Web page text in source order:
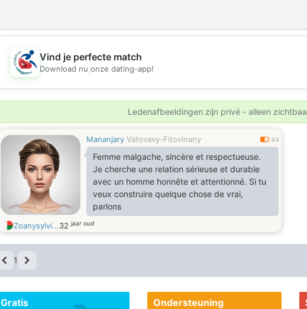
💖
💕
Vind je perfecte match
Download nu onze dating-app!
Ledenafbeeldingen zijn privé - alleen
Mananjary Vatovavy-Fitovinany 0.3
Femme malgache, sincère et respectueuse.
Je cherche une relation sérieuse et durable
avec un homme honnête et attentionné. Si tu
veux construire quelque chose de vrai,
parlons
Zoanysylvi...32jaar oud
1
Gratis Ondersteuning